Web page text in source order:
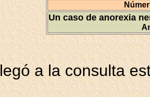
Un caso de anorexia
a la consulta